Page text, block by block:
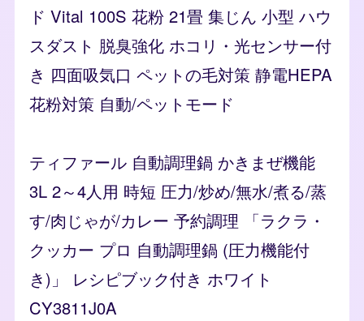
ド Vital 100S 花粉 21畳 集じん 小型 ハウ
スダスト 脱臭強化 ホコリ・光センサー付
き 四面吸気口 ペットの毛対策 静電HEPA
花粉対策 自動/ペットモード
ティファール 自動調理鍋 かきまぜ機能
3L 2～4人用 時短 圧力/炒め/無水/煮る/蒸
す/肉じゃが/カレー 予約調理 「ラクラ・
クッカー プロ 自動調理鍋 (圧力機能付
き)」 レシピブック付き ホワイト
CY3811J0A